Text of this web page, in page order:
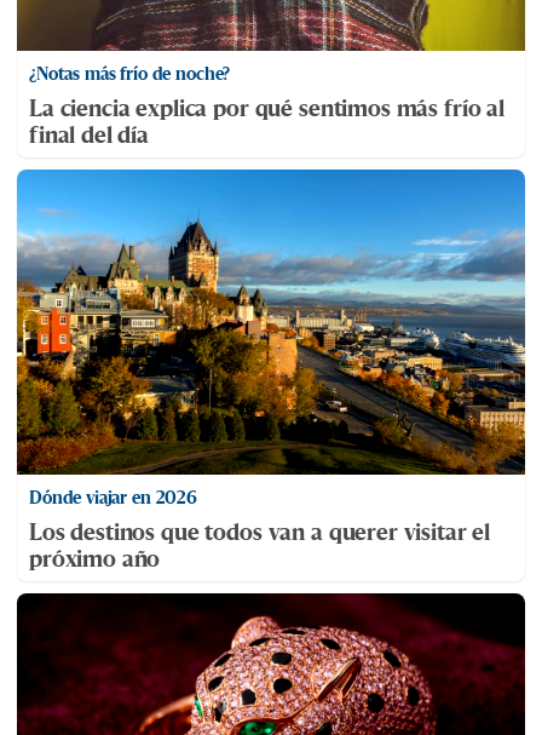
¿Notas más frío de noche?
La ciencia explica por qué sentimos más frío al
final del día
Dónde viajar en 2026
Los destinos que todos van a querer visitar el
próximo año